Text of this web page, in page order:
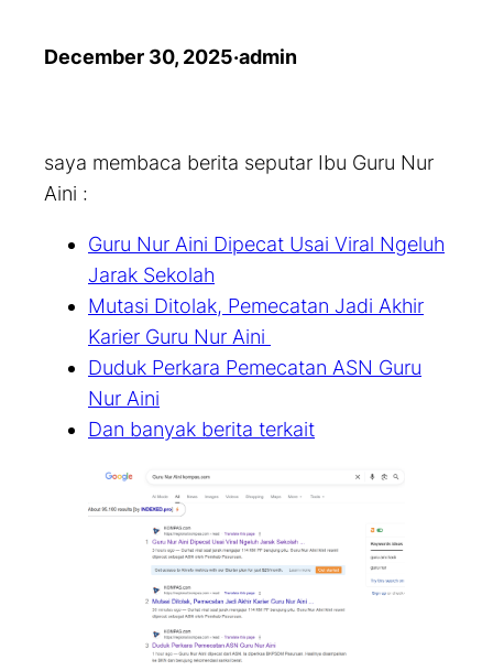
December 30, 2025·admin
saya membaca berita seputar Ibu Guru Nur
Aini :
Guru Nur Aini Dipecat Usai Viral Ngeluh
Jarak Sekolah
Mutasi Ditolak, Pemecatan Jadi Akhir
Karier Guru Nur Aini
Duduk Perkara Pemecatan ASN Guru
Nur Aini
Dan banyak berita terkait